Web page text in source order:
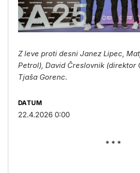
Z leve proti desni Janez Lipec,
Petrol), David Čreslovnik (direktor
Tjaša Gorenc.
DATUM
22.4.2026 0:00
* * *